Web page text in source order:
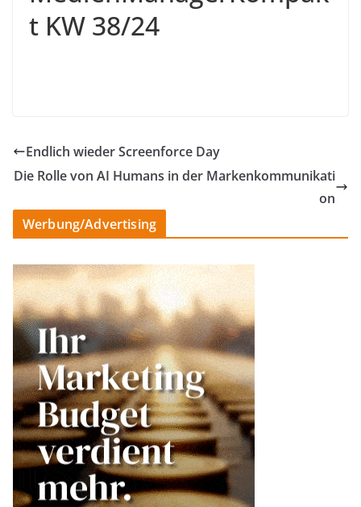
t KW 38/24
Endlich wieder Screenforce Day
Die Rolle von AI Humans in der Markenkommunikati
on
Werbung/Advertising